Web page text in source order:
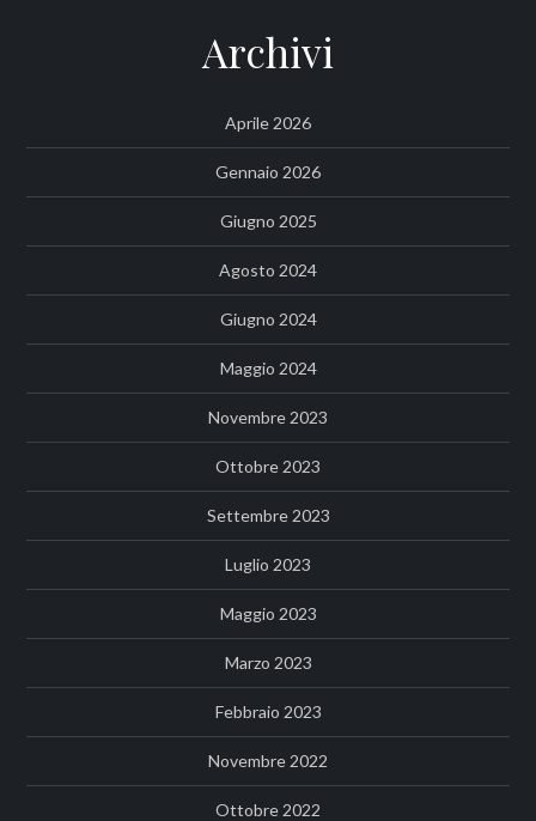
Archivi
Aprile 2026
Gennaio 2026
Giugno 2025
Agosto 2024
Giugno 2024
Maggio 2024
Novembre 2023
Ottobre 2023
Settembre 2023
Luglio 2023
Maggio 2023
Marzo 2023
Febbraio 2023
Novembre 2022
Ottobre 2022